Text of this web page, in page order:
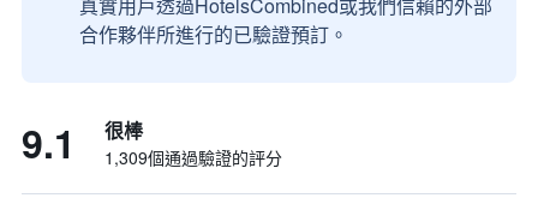
合作夥伴所進行的已驗證預訂。
9.1 很棒
1,309個通過驗證的評分